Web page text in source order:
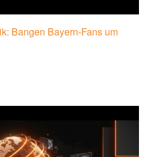
Bangen Bayern-Fans um